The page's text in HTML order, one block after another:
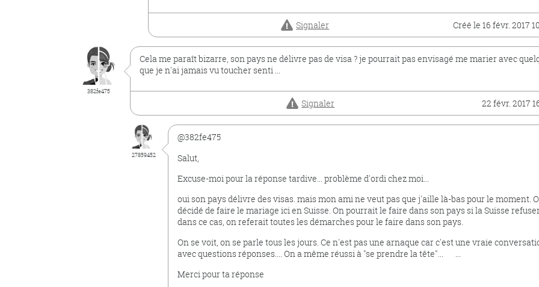
Créé le 16 févr. 2017
Signaler
382fe475
Cela me paraît bizarre, son pays ne délivre pas de visa ? je pourrait pas envisagé me marier avec
que je n'ai jamais vu toucher senti ...
22 févr. 2017
Signaler
27859452
@382fe475
Salut,
Excuse-moi pour la réponse tardive... problème d'ordi chez moi...
oui son pays délivre des visas. mais mon ami ne veut pas que j'aille là-bas pour le moment.
décidé de faire le mariage ici en Suisse. On pourrait le faire dans son pays si la Suisse
dans ce cas, on referait toutes les démarches pour le faire dans son pays.
On se voit, on se parle tous les jours. Ce n'est pas une arnaque car c'est une vraie
avec questions réponses.... On a même réussi à "se prendre la tête"...
...
Merci pour ta réponse